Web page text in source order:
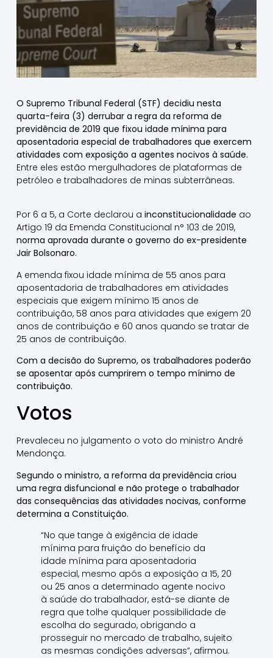
O Supremo Tribunal Federal (STF) decidiu nesta
quarta-feira (3) derrubar a regra da reforma de
previdência de 2019 que fixou idade mínima para
aposentadoria especial de trabalhadores que exercem
atividades com exposição a agentes nocivos à saúde.
Entre eles estão mergulhadores de plataformas de
petróleo e trabalhadores de minas subterrâneas.
Por 6 a 5, a Corte declarou a inconstitucionalidade ao
Artigo 19 da Emenda Constitucional n° 103 de 2019,
norma aprovada durante o governo do ex-presidente
Jair Bolsonaro.
A emenda fixou idade mínima de 55 anos para
aposentadoria de trabalhadores em atividades
especiais que exigem mínimo 15 anos de
contribuição, 58 anos para atividades que exigem 20
anos de contribuição e 60 anos quando se tratar de
25 anos de contribuição.
Com a decisão do Supremo, os trabalhadores poderão
se aposentar após cumprirem o tempo mínimo de
contribuição.
Votos
Prevaleceu no julgamento o voto do ministro André
Mendonça.
Segundo o ministro, a reforma da previdência criou
uma regra disfuncional e não protege o trabalhador
das consequências das atividades nocivas, conforme
determina a Constituição.
“No que tange à exigência de idade
mínima para fruição do benefício da
idade mínima para aposentadoria
especial, mesmo após a exposição a 15, 20
ou 25 anos a determinado agente nocivo
à saúde do trabalhador, está-se diante de
regra que tolhe qualquer possibilidade de
escolha do segurado, obrigando a
prosseguir no mercado de trabalho, sujeito
as mesmas condições adversas”, afirmou.